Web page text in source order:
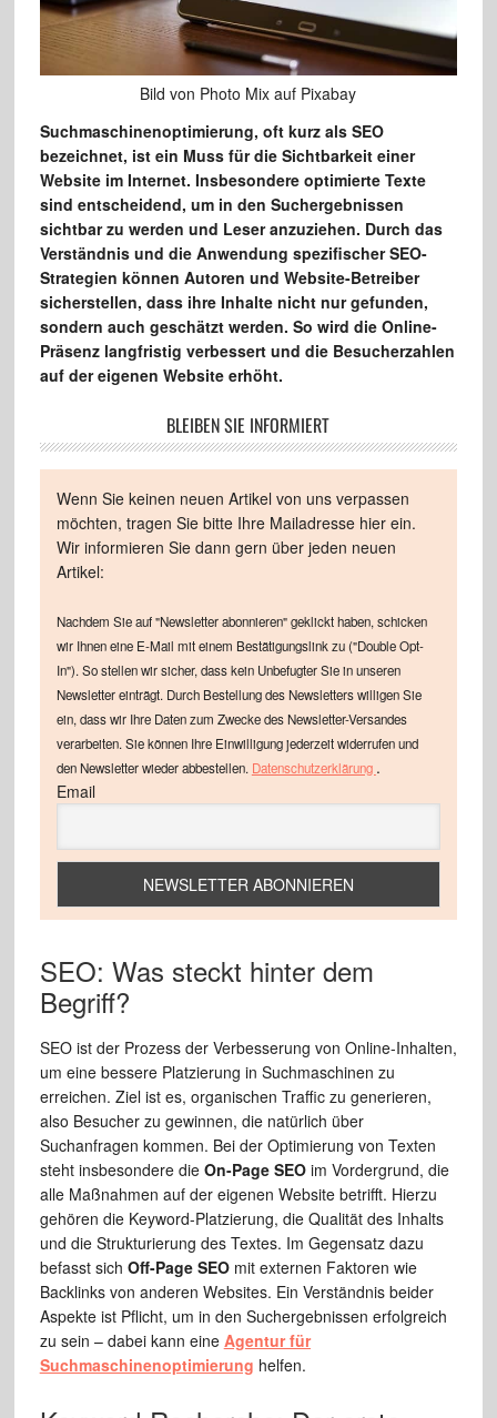
Bild von Photo Mix auf Pixabay
Suchmaschinenoptimierung, oft kurz als SEO
bezeichnet, ist ein Muss für die Sichtbarkeit einer
Website im Internet. Insbesondere optimierte Texte
sind entscheidend, um in den Suchergebnissen
sichtbar zu werden und Leser anzuziehen. Durch das
Verständnis und die Anwendung spezifischer SEO-
Strategien können Autoren und Website-Betreiber
sicherstellen, dass ihre Inhalte nicht nur gefunden,
sondern auch geschätzt werden. So wird die Online-
Präsenz langfristig verbessert und die Besucherzahlen
auf der eigenen Website erhöht.
BLEIBEN SIE INFORMIERT
Wenn Sie keinen neuen Artikel von uns verpassen
möchten, tragen Sie bitte Ihre Mailadresse hier ein.
Wir informieren Sie dann gern über jeden neuen
Artikel:
Nachdem Sie auf "Newsletter abonnieren" geklickt haben, schicken
wir Ihnen eine E-Mail mit einem Bestätigungslink zu ("Double Opt-
In"). So stellen wir sicher, dass kein Unbefugter Sie in unseren
Newsletter einträgt. Durch Bestellung des Newsletters willigen Sie
ein, dass wir Ihre Daten zum Zwecke des Newsletter-Versandes
verarbeiten. Sie können Ihre Einwilligung jederzeit widerrufen und
den Newsletter wieder abbestellen. Datenschutzerklärung .
Email
SEO: Was steckt hinter dem
Begriff?
SEO ist der Prozess der Verbesserung von Online-Inhalten,
um eine bessere Platzierung in Suchmaschinen zu
erreichen. Ziel ist es, organischen Traffic zu generieren,
also Besucher zu gewinnen, die natürlich über
Suchanfragen kommen. Bei der Optimierung von Texten
steht insbesondere die On-Page SEOim Vordergrund, die
alle Maßnahmen auf der eigenen Website betrifft. Hierzu
gehören die Keyword-Platzierung, die Qualität des Inhalts
und die Strukturierung des Textes. Im Gegensatz dazu
befasst sich Off-Page SEOmit externen Faktoren wie
Backlinks von anderen Websites. Ein Verständnis beider
Aspekte ist Pflicht, um in den Suchergebnissen erfolgreich
zu sein – dabei kann eine Agentur für
Suchmaschinenoptimierung helfen.